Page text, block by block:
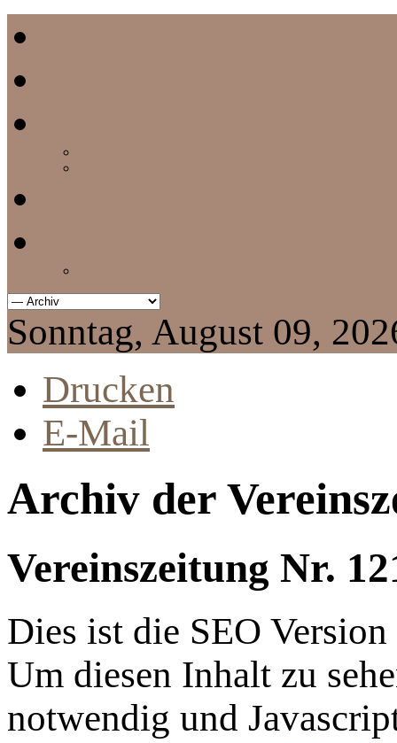
Sonntag, August 09,
Drucken
E-Mail
Archiv der
Vereinszeitung Nr.
Dies ist die SEO
Um diesen Inhalt zu
notwendig und